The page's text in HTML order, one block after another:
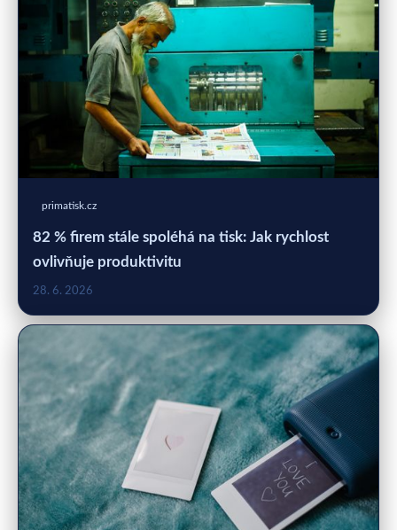
primatisk.cz
82 % firem stále spoléhá na tisk: Jak rychlost
ovlivňuje produktivitu
28. 6. 2026